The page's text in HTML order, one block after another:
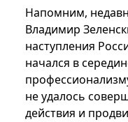
Напомним,
Владимир
наступления
начался в
не удалось
действия и